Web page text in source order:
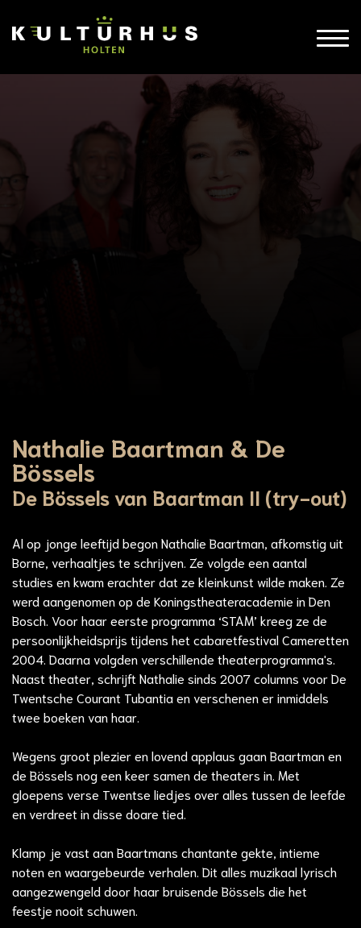
Nathalie Baartman & De
Bössels
De Bössels van Baartman II (try-out)
Al op jonge leeftijd begon Nathalie Baartman, afkomstig uit
Borne, verhaaltjes te schrijven. Ze volgde een aantal
studies en kwam erachter dat ze kleinkunst wilde maken. Ze
werd aangenomen op de Koningstheateracademie in Den
Bosch. Voor haar eerste programma ‘STAM’ kreeg ze de
persoonlijkheidsprijs tijdens het cabaretfestival Cameretten
2004. Daarna volgden verschillende theaterprogramma's.
Naast theater, schrijft Nathalie sinds 2007 columns voor De
Twentsche Courant Tubantia en verschenen er inmiddels
twee boeken van haar.
Wegens groot plezier en lovend applaus gaan Baartman en
de Bössels nog een keer samen de theaters in. Met
gloepens verse Twentse liedjes over alles tussen de leefde
en verdreet in disse doare tied.
Klamp je vast aan Baartmans chantante gekte, intieme
noten en waargebeurde verhalen. Dit alles muzikaal lyrisch
aangezwengeld door haar bruisende Bössels die het
feestje nooit schuwen.